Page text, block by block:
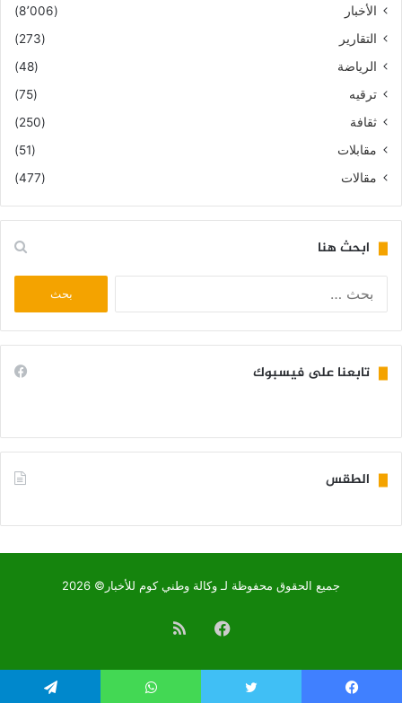
الأخبار
(8٬006)
التقارير
(273)
الرياضة
(48)
ترقيه
(75)
ثقافة
(250)
مقابلات
(51)
مقالات
(477)
ابحث هنا
تابعنا على فيسبوك
الطقس
جميع الحقوق محفوظة لـ وكالة وطني كوم للأخبار© 2026
فيسبوكملخص
الموقع